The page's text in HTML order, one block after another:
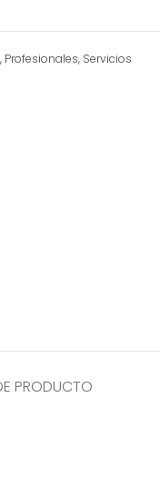
, Profesionales, Servicios
PRODUCTO